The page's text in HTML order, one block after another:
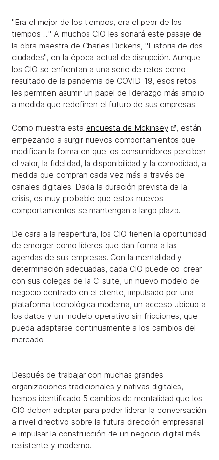
"Era el mejor de los tiempos, era el peor de los
tiempos ...." A muchos CIO les sonará este pasaje de
la obra maestra de Charles Dickens, "Historia de dos
ciudades", en la época actual de disrupción. Aunque
los CIO se enfrentan a una serie de retos como
resultado de la pandemia de COVID-19, esos retos
les permiten asumir un papel de liderazgo más amplio
a medida que redefinen el futuro de sus empresas.
Como muestra esta encuesta de Mckinsey
, están
empezando a surgir nuevos comportamientos que
modifican la forma en que los consumidores perciben
el valor, la fidelidad, la disponibilidad y la comodidad, a
medida que compran cada vez más a través de
canales digitales. Dada la duración prevista de la
crisis, es muy probable que estos nuevos
comportamientos se mantengan a largo plazo.
De cara a la reapertura, los CIO tienen la oportunidad
de emerger como líderes que dan forma a las
agendas de sus empresas. Con la mentalidad y
determinación adecuadas, cada CIO puede co-crear
con sus colegas de la C-suite, un nuevo modelo de
negocio centrado en el cliente, impulsado por una
plataforma tecnológica moderna, un acceso ubicuo a
los datos y un modelo operativo sin fricciones, que
pueda adaptarse continuamente a los cambios del
mercado.
Después de trabajar con muchas grandes
organizaciones tradicionales y nativas digitales,
hemos identificado 5 cambios de mentalidad que los
CIO deben adoptar para poder liderar la conversación
a nivel directivo sobre la futura dirección empresarial
e impulsar la construcción de un negocio digital más
resistente y moderno.